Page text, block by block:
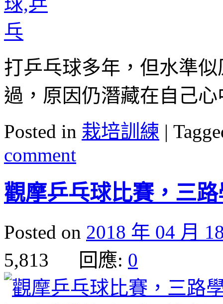
打乒乓球多年，但水準
過，原因仍潛藏在自己
Posted in 栽培訓練 |
comment
觀摩乒乓球比賽，三
Posted on 2018 年 04 月
5,813 回應: 0